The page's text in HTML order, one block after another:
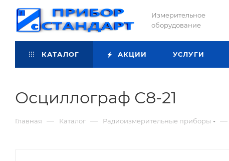
Измерительное
оборудование
КАТАЛОГ АКЦИИ УСЛУГИ
Осциллограф С8-21
Главная — Каталог — Радиоизмерительные приборы —